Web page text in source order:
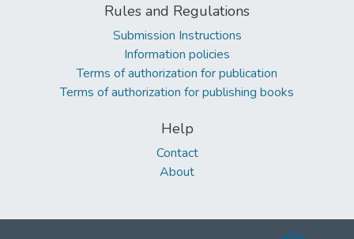
Rules and Regulations
Submission Instructions
Information policies
Terms of authorization for publication
Terms of authorization for publishing books
Help
Contact
About